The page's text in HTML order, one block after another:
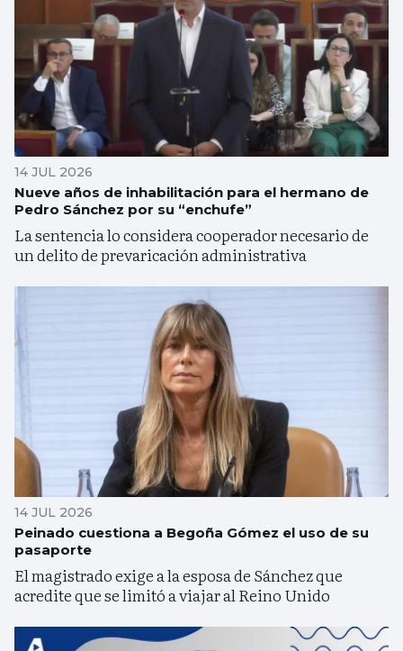
14 JUL 2026
Nueve años de inhabilitación para el hermano de
Pedro Sánchez por su “enchufe”
La sentencia lo considera cooperador necesario de
un delito de prevaricación administrativa
14 JUL 2026
Peinado cuestiona a Begoña Gómez el uso de su
pasaporte
El magistrado exige a la esposa de Sánchez que
acredite que se limitó a viajar al Reino Unido